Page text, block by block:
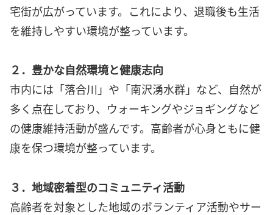
宅街が広がっています。これにより、退職後も生活
を維持しやすい環境が整っています。
２．豊かな自然環境と健康志向
市内には「落合川」や「南沢湧水群」など、自然が
多く点在しており、ウォーキングやジョギングなど
の健康維持活動が盛んです。高齢者が心身ともに健
康を保つ環境が整っています。
３．地域密着型のコミュニティ活動
高齢者を対象とした地域のボランティア活動やサー